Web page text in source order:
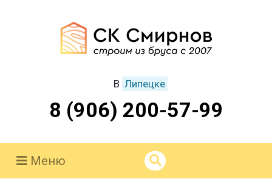
В Липецке
8 (906) 200-57-99
Меню